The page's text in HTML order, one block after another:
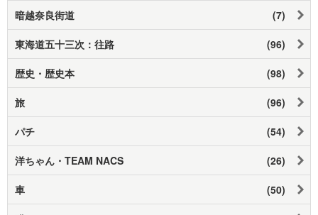
暗越奈良街道 (7)
東海道五十三次：往路 (96)
歴史・歴史本 (98)
旅 (96)
パチ (54)
洋ちゃん・TEAM NACS (26)
車 (50)